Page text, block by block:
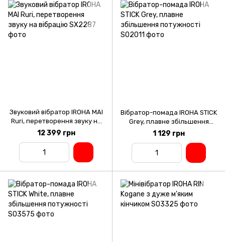
Звуковий вібратор IROHA MAI
Ruri, перетворення звуку на
вібрацію
12 399 грн
Вібратор-помада IROHA STICK
Grey, плавне збільшення
потужності
1 129 грн